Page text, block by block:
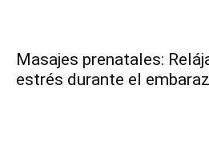
Masajes prenatales:
estrés durante el